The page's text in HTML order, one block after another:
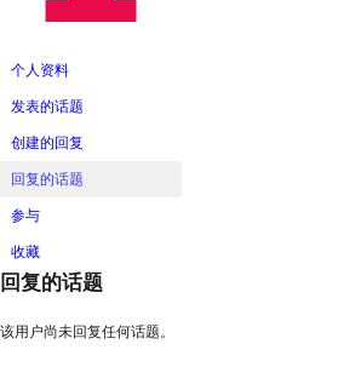
个人资料
发表的话题
创建的回复
回复的话题
参与
收藏
回复的话题
该用户尚未回复任何话题。